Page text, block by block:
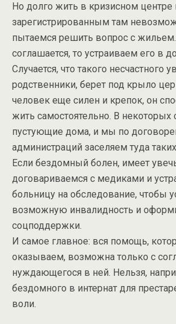
Но долго жить в кризисном центре
зарегистрированным там
пытаемся решить вопрос с
соглашается, то устраиваем его в
Случается, что такого несчастного
родственники, берет под крыло
человек еще силен и крепок, он
жить самостоятельно. В некоторых
пустующие дома, и мы по
администраций заселяем туда
Если бездомный болен, имеет
договариваемся с медиками и
больницу на обследование, чтобы
возможную инвалидность и
соцподдержки.
И самое главное: вся помощь,
оказываем, возможна только с
нуждающегося в ней. Нельзя,
бездомного в интернат для
воли.